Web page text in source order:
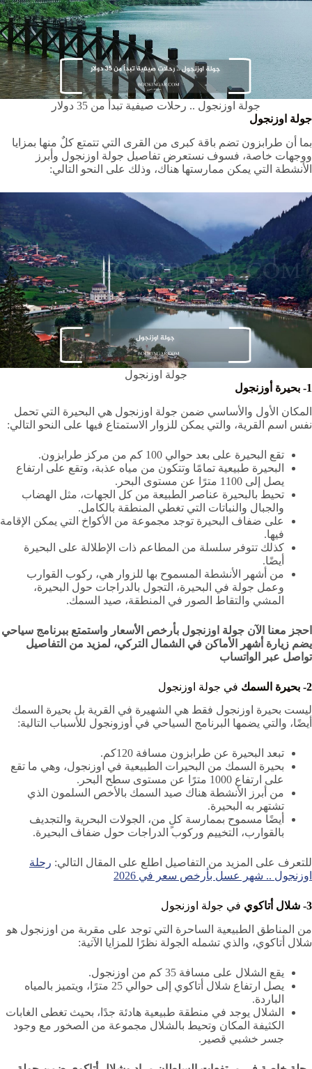
جولة اوزنجول .. رحلات صيفية تبدأ من 35 دولار
جولة اوزنجول
بما أن طرابزون تضم باقة كبرى من القرى التي تتمتع كلٌ منها بمزايا
ووجهات خاصة، فسوف نستعرض تفاصيل جولة اوزنجول وأبرز
الأنشطة التي يمكن ممارستها هناك، وذلك على النحو التالي:
جولة اوزنجول
1- بحيرة أوزنجول
المكان الأول والأساسي ضمن جولة اوزنجول هي البحيرة التي تحمل
نفس اسم القرية، والتي يمكن للزوار الاستمتاع فيها على النحو التالي:
تقع البحيرة على بعد حوالي 100 كم من مركز طرابزون.
البحيرة طبيعية تمامًا وتتكون من مياه عذبة، وتقع على ارتفاع
يصل إلى 1100 مترًا عن مستوى البحر.
تحيط بالبحيرة عناصر الطبيعة من كل الجهات، مثل الهضاب
والجبال والنباتات التي تغطي المنطقة بالكامل.
على ضفاف البحيرة توجد مجموعة من الأكواخ التي يمكن الإقامة
فيها.
كذلك تتوفر سلسلة من المطاعم ذات الإطلالة على البحيرة
أيضًا.
من أشهر الأنشطة المسموح بها للزوار هي، ركوب القوارب
وعمل جولة في البحيرة، التجول بالدراجات حول البحيرة،
المشي والتقاط الصور في المنطقة، صيد السمك.
احجز معنا الآن جولة اوزنجول بأرخص الأسعار واستمتع ببرنامج سياحي
يضم زيارة أشهر الأماكن في الشمال التركي، لمزيد من التفاصيل
تواصل عبر الواتساب
2- بحيرة السمك
في جولة اوزنجول
ليست بحيرة اوزنجول فقط هي الشهيرة في القرية بل بحيرة السمك
أيضًا، والتي يضمها البرنامج السياحي في أوزونجول للأسباب التالية:
تبعد البحيرة عن طرابزون مسافة 120كم.
بحيرة السمك من البحيرات الطبيعية في اوزنجول، وهي ما تقع
على ارتفاع 1000 مترًا عن مستوى سطح البحر.
من أبرز الأنشطة هناك صيد السمك بالأخص السلمون الذي
تشتهر به البحيرة.
أيضًا مسموح بممارسة كلٍ من، الجولات البحرية والتجديف
بالقوارب، التخييم وركوب الدراجات حول ضفاف البحيرة.
للتعرف على المزيد من التفاصيل اطلع على المقال التالي: رحلة
اوزنجول .. شهر عسل بأرخص سعر في 2026
3- شلال أتاكوي
في جولة اوزنجول
من المناطق الطبيعية الساحرة التي توجد على مقربة من اوزنجول هو
شلال أتاكوي، والذي تشمله الجولة نظرًا للمزايا الآتية:
يقع الشلال على مسافة 35 كم من اوزنجول.
يصل ارتفاع شلال أتاكوي إلى حوالي 25 مترًا، ويتميز بالمياه
الباردة.
الشلال يوجد في منطقة طبيعية هادئة جدًا، بحيث تغطى الغابات
الكثيفة المكان وتحيط بالشلال مجموعة من الصخور مع وجود
جسر خشبي قصير.